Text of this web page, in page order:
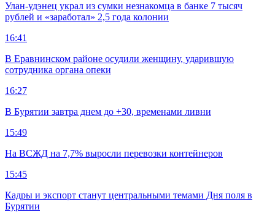
Улан-удэнец украл из сумки незнакомца в банке 7 тысяч
рублей и «заработал» 2,5 года колонии
16:41
В Еравнинском районе осудили женщину, ударившую
сотрудника органа опеки
16:27
В Бурятии завтра днем до +30, временами ливни
15:49
На ВСЖД на 7,7% выросли перевозки контейнеров
15:45
Кадры и экспорт станут центральными темами Дня поля в
Бурятии